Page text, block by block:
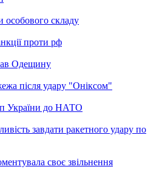
особового складу
проти рф
Одещину
після удару "Оніксом"
України до НАТО
завдати ракетного удару по
своє звільнення